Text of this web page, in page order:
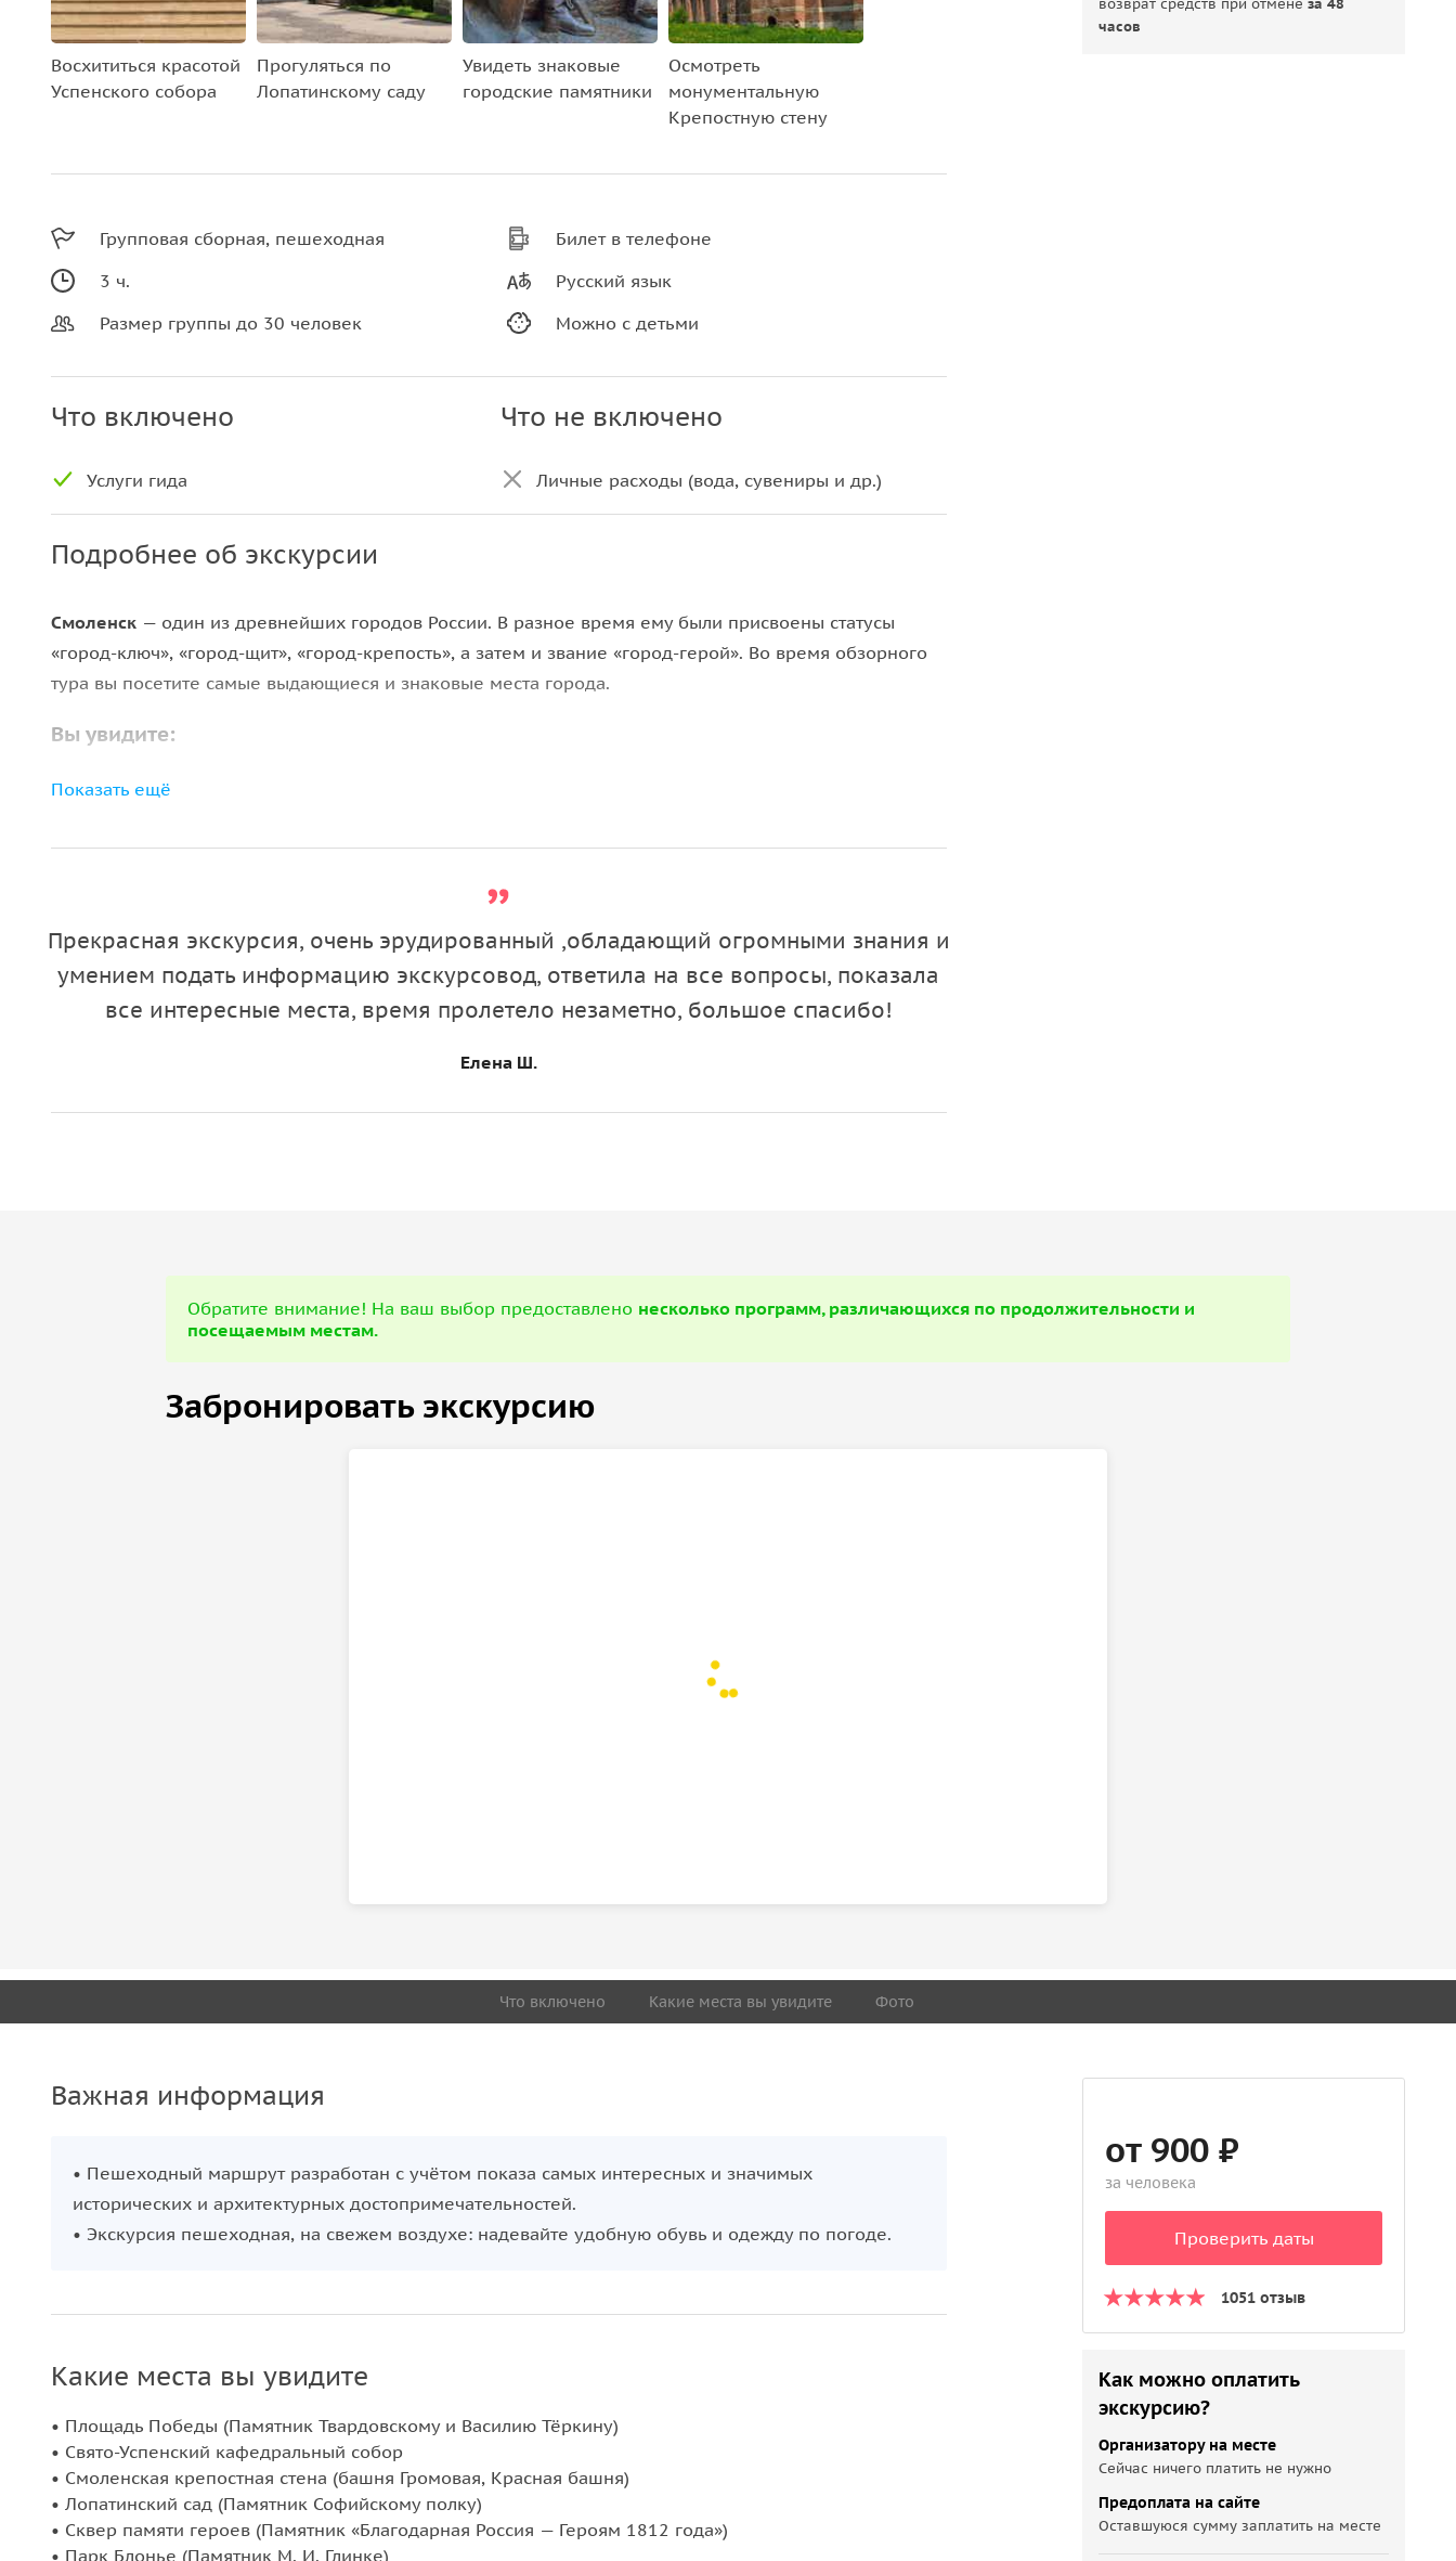
Восхититься красотой
Успенского собора
Прогуляться по
Лопатинскому саду
Увидеть знаковые
городские памятники
Осмотреть
монументальную
Крепостную стену
Групповая сборная, пешеходная
3 ч.
Размер группы до 30 человек
Билет в телефоне
Русский язык
Можно с детьми
Что включено
Услуги гида
Что не включено
Личные расходы (вода, сувениры и др.)
Подробнее об экскурсии
Смоленск — один из древнейших городов России. В разное время ему были присвоены статусы
«город-ключ», «город-щит», «город-крепость», а затем и звание «город-герой». Во время обзорного
тура вы посетите самые выдающиеся и знаковые места города.
Вы увидите:
•Королевский бастион
•Площадь Победы— центральная площадь, которая считается одной из главных
•Успенский собор— главная святыня города. Вы будете поражены красотой иконостаса высотой с
десятиэтажный дом, увидите икону-участницу Отечественной войны 1812 года.
— место, объединившее подвиги участников двух Отечественных войн.
Некрополь у крепостной стены, вечный огонь, аллея генералов и ряд других важных объектов
сооружений благодаря инициативе губернатора Лопатина.
Обратите внимание! На ваш выбор предоставлено несколько программ, различающихся по
продолжительности и посещаемым местам.
Показать ещё
Прекрасная экскурсия, очень эрудированный ,обладающий огромными знания и
умением подать информацию экскурсовод, ответила на все вопросы, показала
все интересные места, время пролетело незаметно, большое спасибо!
Елена Ш.
возврат средств при отменеза 48
часов
Обратите внимание! На ваш выбор предоставлено несколько программ, различающихся по продолжительности и
посещаемым местам.
Забронировать экскурсию
Что включено Какие места вы увидите Фото
Важная информация
• Пешеходный маршрут разработан с учётом показа самых интересных и значимых
исторических и архитектурных достопримечательностей.
• Экскурсия пешеходная, на свежем воздухе: надевайте удобную обувь и одежду по погоде.
Какие места вы увидите
• Площадь Победы (Памятник Твардовскому и Василию Тёркину)
• Свято-Успенский кафедральный собор
• Смоленская крепостная стена (башня Громовая, Красная башня)
• Лопатинский сад (Памятник Софийскому полку)
• Сквер памяти героев (Памятник «Благодарная Россия — Героям 1812 года»)
• Парк Блонье (Памятник М. И. Глинке)
от 900 ₽
за человека
Проверить даты
1051 отзыв
Как можно оплатить
экскурсию?
Организатору на месте
Сейчас ничего платить не нужно
Предоплата на сайте
Оставшуюся сумму заплатить на месте